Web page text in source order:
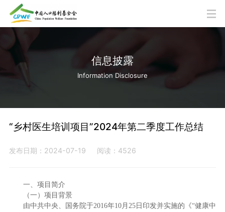
信息披露
Information Disclosure
“乡村医生培训项目”2024年第二季度工作总结
发布日期：2024-07-19 阅读：4526
一、项目简介
（一）项目背景
由中共中央、国务院于2016年10月25日印发并实施的《“健康中